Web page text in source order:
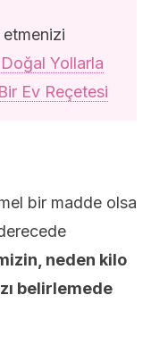
etmenizi
Yollarla
Ev Reçetesi
bir madde olsa
neden kilo
belirlemede